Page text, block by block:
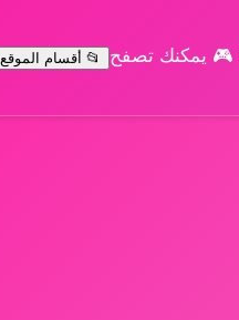
🎮 يمكنك تصفح 📂 أقسام الموقع